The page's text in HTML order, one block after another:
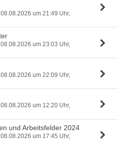
um 21:49 Uhr,
um 23:03 Uhr,
um 22:09 Uhr,
um 12:20 Uhr,
und Arbeitsfelder 2024
um 17:45 Uhr,